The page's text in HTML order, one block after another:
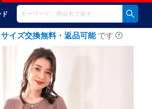
ド
サイズ交換無料・返品可能 です